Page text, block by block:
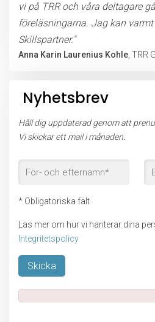
vi på TRR och våra deltagare
föreläsningarna. Jag kan
Skillspartner."
Anna Karin Laurenius Kohle , TRR
Nyhetsbrev
Håll dig uppdaterad genom att
Vi skickar ett mail i månaden.
* Obligatoriska fält
Läs mer om hur vi hanterar dina
Integritetspolicy
Lämna detta fält tomt.